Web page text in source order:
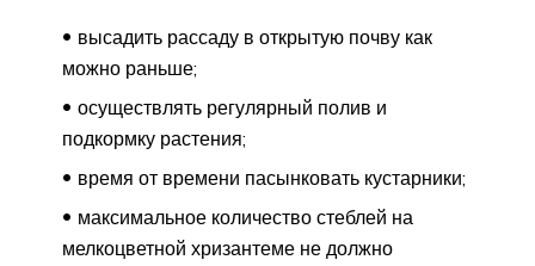
высадить рассаду в открытую почву как
можно раньше;
осуществлять регулярный полив и
подкормку растения;
время от времени пасынковать кустарники;
максимальное количество стеблей на
мелкоцветной хризантеме не должно